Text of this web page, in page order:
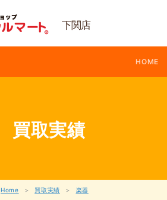
下関店
HOME
買取実績
Home 買取実績 楽器